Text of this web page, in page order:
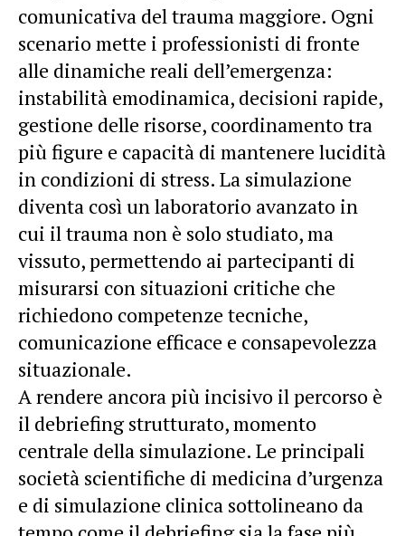
comunicativa del trauma maggiore. Ogni
scenario mette i professionisti di fronte
alle dinamiche reali dell’emergenza:
instabilità emodinamica, decisioni rapide,
gestione delle risorse, coordinamento tra
più figure e capacità di mantenere lucidità
in condizioni di stress. La simulazione
diventa così un laboratorio avanzato in
cui il trauma non è solo studiato, ma
vissuto, permettendo ai partecipanti di
misurarsi con situazioni critiche che
richiedono competenze tecniche,
comunicazione efficace e consapevolezza
situazionale.
A rendere ancora più incisivo il percorso è
il debriefing strutturato, momento
centrale della simulazione. Le principali
società scientifiche di medicina d’urgenza
e di simulazione clinica sottolineano da